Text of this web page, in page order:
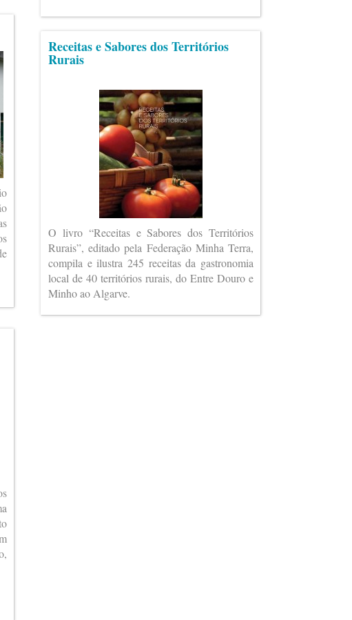
Receitas e Sabores dos Territórios
Rurais
O livro “Receitas e Sabores dos Territórios
Rurais”, editado pela Federação Minha Terra,
compila e ilustra 245 receitas da gastronomia
local de 40 territórios rurais, do Entre Douro e
Minho ao Algarve.